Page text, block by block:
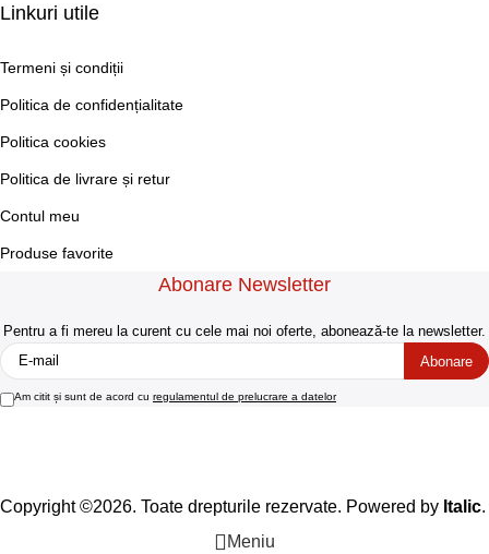
Linkuri utile
Termeni și condiții
Politica de confidențialitate
Politica cookies
Politica de livrare și retur
Contul meu
Produse favorite
Abonare Newsletter
Pentru a fi mereu la curent cu cele mai noi oferte, abonează-te la newsletter.
Am citit și sunt de acord cu regulamentul de prelucrare a datelor
Copyright ©2026. Toate drepturile rezervate. Powered by Italic.
Meniu